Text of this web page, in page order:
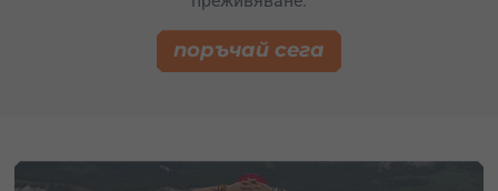
поръчай сега